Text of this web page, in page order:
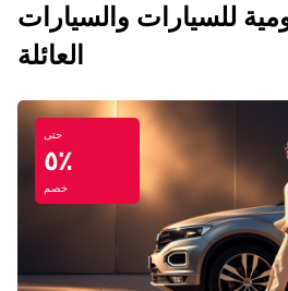
للسيارات والسيارات
العائلة
حتى
٥٪
خصم